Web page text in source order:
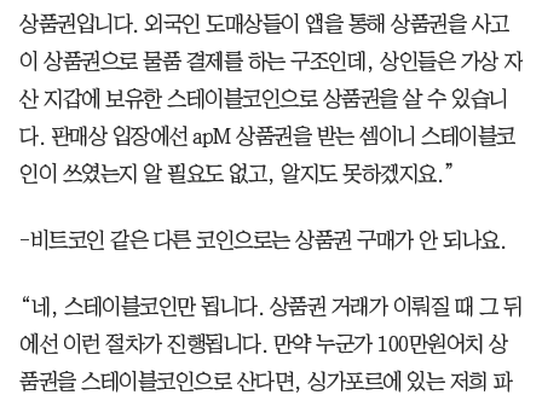
상품권입니다. 외국인 도매상들이 앱을 통해 상품권을 사고
이 상품권으로 물품 결제를 하는 구조인데, 상인들은 가상 자
산 지갑에 보유한 스테이블코인으로 상품권을 살 수 있습니
다. 판매상 입장에선 apM 상품권을 받는 셈이니 스테이블코
인이 쓰였는지 알 필요도 없고, 알지도 못하겠지요.”
-비트코인 같은 다른 코인으로는 상품권 구매가 안 되나요.
“네, 스테이블코인만 됩니다. 상품권 거래가 이뤄질 때 그 뒤
에선 이런 절차가 진행됩니다. 만약 누군가 100만원어치 상
품권을 스테이블코인으로 산다면, 싱가포르에 있는 저희 파